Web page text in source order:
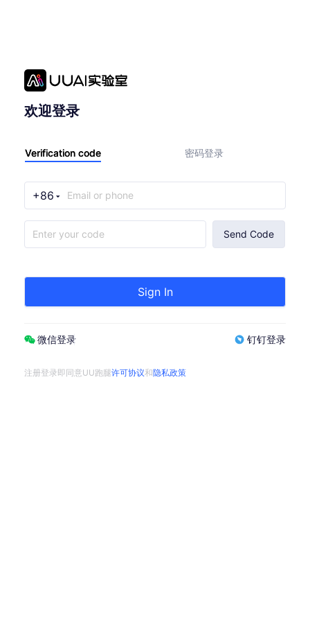
欢迎登录
Verification code 密码登录
+86
Send Code
Sign In
微信登录 钉钉登录
注册登录即同意UU跑腿许可协议和隐私政策